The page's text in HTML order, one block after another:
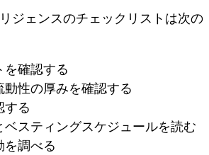
ジェンスのチェックリストは次の
を確認する
性の厚みを確認する
する
ベスティングスケジュールを読む
を調べる